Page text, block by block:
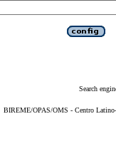
Search
BIREME/OPAS/OMS - Centro Latino-